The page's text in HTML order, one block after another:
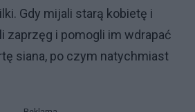
Gdy mijali starą kobietę i
zaprzęg i pomogli im wdrapać
siana, po czym natychmiast